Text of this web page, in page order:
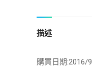
描述
購買日期:2016/9